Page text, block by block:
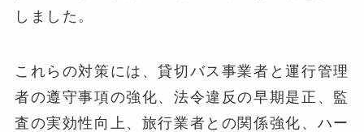
しました。
これらの対策には、貸切バス事業者と運行管理
者の遵守事項の強化、法令違反の早期是正、監
査の実効性向上、旅行業者との関係強化、ハー